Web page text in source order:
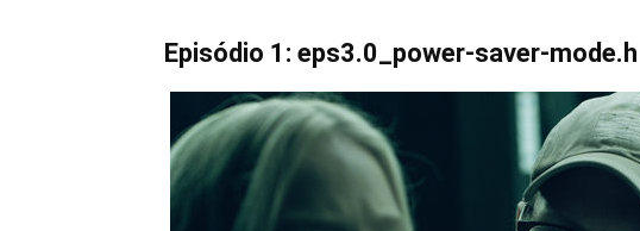
Episódio 1: eps3.0_power-saver-mode.h